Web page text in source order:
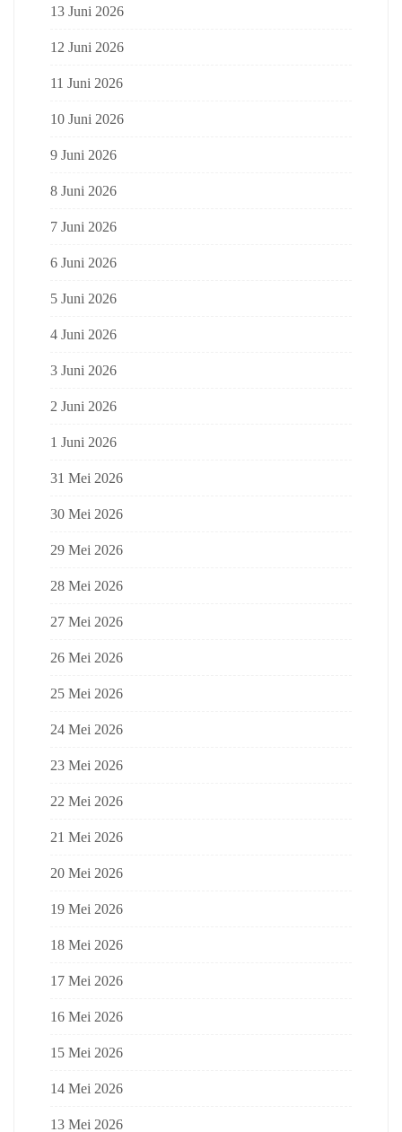
13 Juni 2026
12 Juni 2026
11 Juni 2026
10 Juni 2026
9 Juni 2026
8 Juni 2026
7 Juni 2026
6 Juni 2026
5 Juni 2026
4 Juni 2026
3 Juni 2026
2 Juni 2026
1 Juni 2026
31 Mei 2026
30 Mei 2026
29 Mei 2026
28 Mei 2026
27 Mei 2026
26 Mei 2026
25 Mei 2026
24 Mei 2026
23 Mei 2026
22 Mei 2026
21 Mei 2026
20 Mei 2026
19 Mei 2026
18 Mei 2026
17 Mei 2026
16 Mei 2026
15 Mei 2026
14 Mei 2026
13 Mei 2026